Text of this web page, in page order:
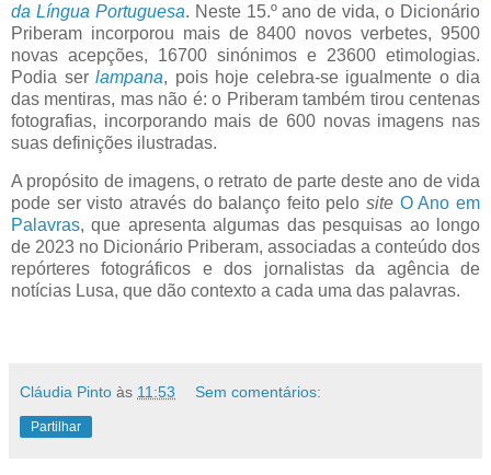
da Língua Portuguesa. Neste 15.º ano de vida, o Dicionário
Priberam incorporou mais de 8400 novos verbetes, 9500
novas acepções, 16700 sinónimos e 23600 etimologias.
Podia ser lampana, pois hoje celebra-se igualmente o dia
das mentiras, mas não é: o Priberam também tirou centenas
fotografias, incorporando mais de 600 novas imagens nas
suas definições ilustradas.
A propósito de imagens, o retrato de parte deste ano de vida
pode ser visto através do balanço feito pelosite O Ano em
Palavras, que apresenta algumas das pesquisas ao longo
de 2023 no Dicionário Priberam, associadas a conteúdo dos
repórteres fotográficos e dos jornalistas da agência de
notícias Lusa, que dão contexto a cada uma das palavras.
Cláudia Pinto às 11:53 Sem comentários:
Partilhar